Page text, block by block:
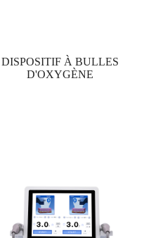
DISPOSITIF À BULLES
D'OXYGÈNE